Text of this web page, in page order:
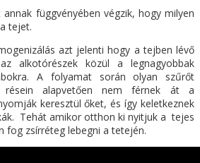
annak függvényében végzik, hogy milyen
tejet.
azt jelenti hogy a tejben lévő
alkotórészek közül a legnagyobbak
A folyamat során olyan szűrőt
résein alapvetően nem férnek át a
keresztül őket, és így keletkeznek
Tehát amikor otthon ki nyitjuk a tejes
fog zsírréteg lebegni a tetején.